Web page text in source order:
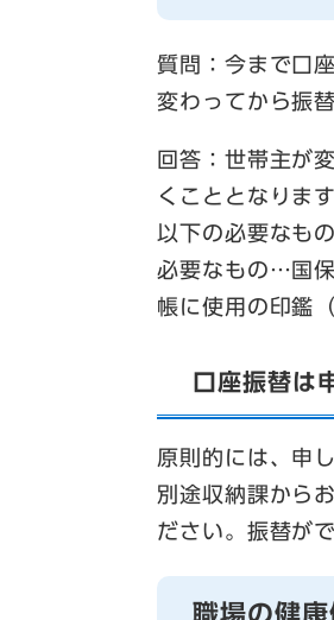
質問：今まで口
変わってから振
回答：世帯主が
くこととなります
以下の必要なも
必要なもの…国
帳に使用の印鑑
口座振替は
原則的には、申
別途収納課から
ださい。振替が
職場の健